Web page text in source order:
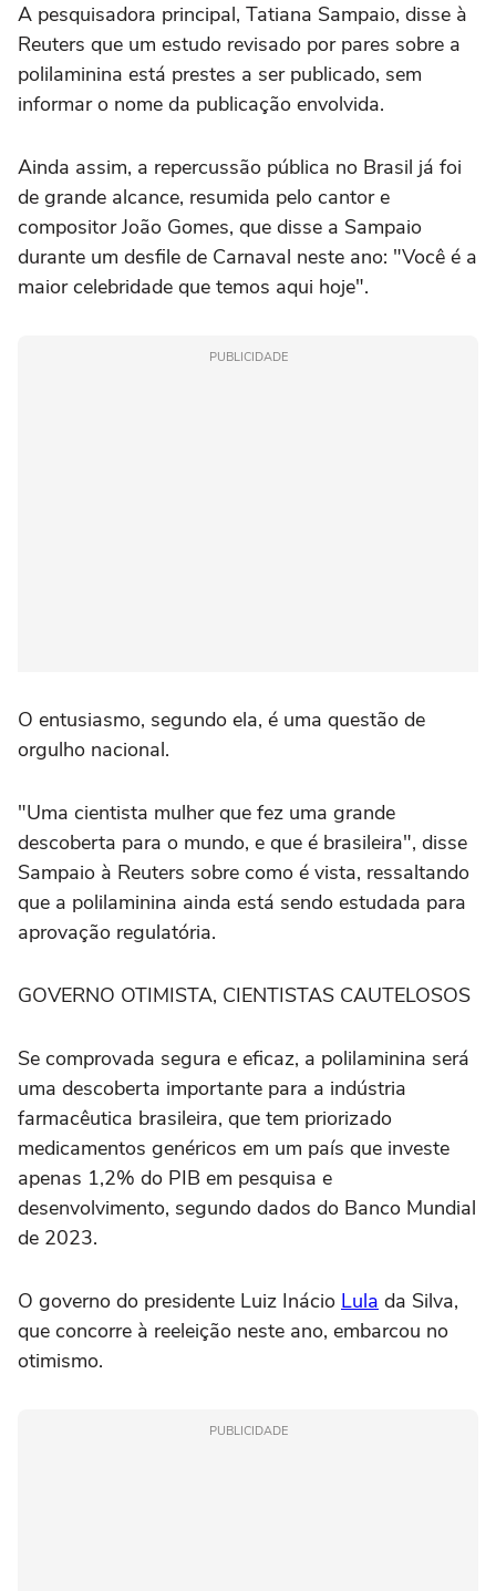
A pesquisadora principal, Tatiana Sampaio, disse à
Reuters que um estudo ‌revisado por pares sobre a
polilaminina está prestes a ser publicado, sem
informar o nome da publicação envolvida.
Ainda assim, a repercussão pública no Brasil já foi
de grande alcance, resumida pelo cantor e
compositor João Gomes, que disse a Sampaio
durante um desfile de Carnaval neste ano: "Você é a
maior celebridade que temos aqui hoje".
PUBLICIDADE
O entusiasmo, segundo ela, é uma questão de
orgulho nacional.
"Uma cientista mulher que fez uma ‌grande
descoberta para o mundo, e que é brasileira", disse
Sampaio à Reuters sobre como é vista, ressaltando
que a polilaminina ‌ainda está sendo estudada para
aprovação regulatória.
GOVERNO OTIMISTA, CIENTISTAS CAUTELOSOS
Se comprovada segura e eficaz, a polilaminina será
uma descoberta importante para a indústria
farmacêutica brasileira, que tem priorizado
medicamentos genéricos em ⁠um país que investe
apenas 1,2% do PIB em pesquisa e
desenvolvimento, segundo dados do Banco Mundial
de 2023.
O governo do presidente Luiz Inácio Lula da Silva,
que concorre à reeleição neste ano, embarcou no
otimismo.
PUBLICIDADE